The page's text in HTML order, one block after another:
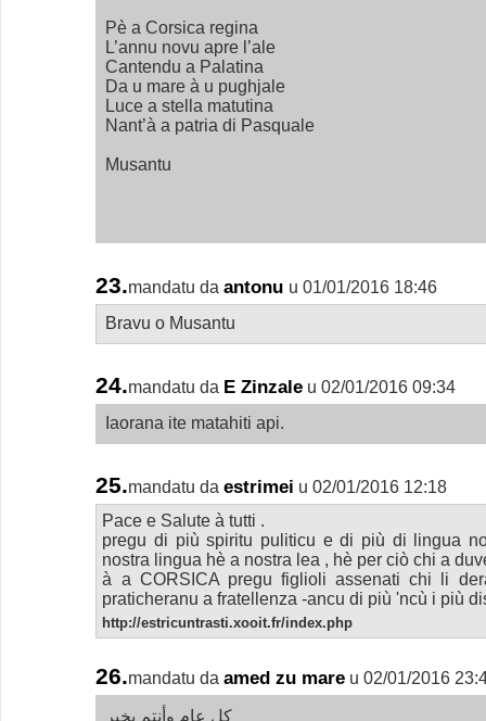
Pè a Corsica regina
L’annu novu apre l’ale
Cantendu a Palatina
Da u mare à u pughjale
Luce a stella matutina
Nant’à a patria di Pasquale
Musantu
23.mandatu da antonu u 01/01/2016 18:46
Bravu o Musantu
24.mandatu da E Zinzale u 02/01/2016 09:34
Iaorana ite matahiti api.
25.mandatu da estrimei u 02/01/2016 12:18
Pace e Salute à tutti .
pregu di più spiritu puliticu e di più di lingua
nostra lingua hè a nostra lea , hè per ciò chi a
à a CORSICA pregu figlioli assenati chi li
praticheranu a fratellenza -ancu di più 'ncù i più
http://estricuntrasti.xooit.fr/index.php
26.mandatu da amed zu mare u 02/01/2016
كل عام وأنتم بخير